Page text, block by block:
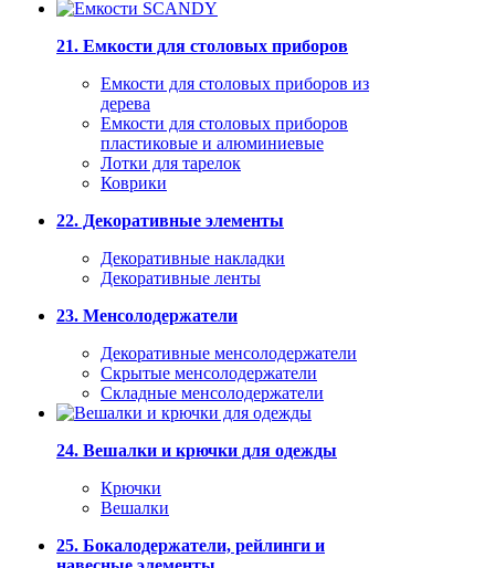
21. Емкости для столовых приборов
Емкости для столовых приборов из
дерева
Емкости для столовых приборов
пластиковые и алюминиевые
Лотки для тарелок
Коврики
22. Декоративные элементы
Декоративные накладки
Декоративные ленты
23. Менсолодержатели
Декоративные менсолодержатели
Скрытые менсолодержатели
Складные менсолодержатели
24. Вешалки и крючки для одежды
Крючки
Вешалки
25. Бокалодержатели, рейлинги и